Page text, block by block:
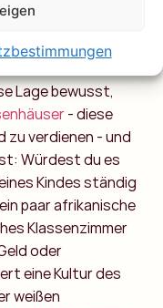
Lage bewusst,
- diese
verdienen - und
Würdest du es
Kindes ständig
paar afrikanische
Klassenzimmer
oder
eine Kultur des
weißen